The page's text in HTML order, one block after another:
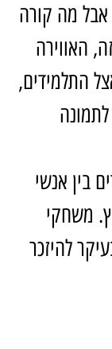
אבל מה קורה
האווירה
התלמידים,
בין אנשי
משחקי
להיזכר